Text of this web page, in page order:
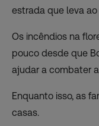
estrada que leva
Os incêndios na
pouco desde que
ajudar a combater
Enquanto isso, as
casas.